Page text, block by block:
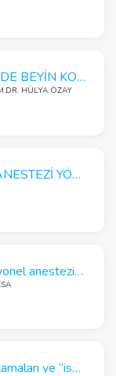
KARDİYAK CERRAHİDE BEYİN KORUMA VE NÖROMONİTORİZASYON
HÜLYA ÖZAY
COVID 19 GEBEDE ANESTEZİ YÖNETİMİ
Kardiyak cerrahide rejyonel anestezi uygulamaları, neler değişiyor?
Güvenli anestezi uygulamaları ve “isviçre peyniri” modeli